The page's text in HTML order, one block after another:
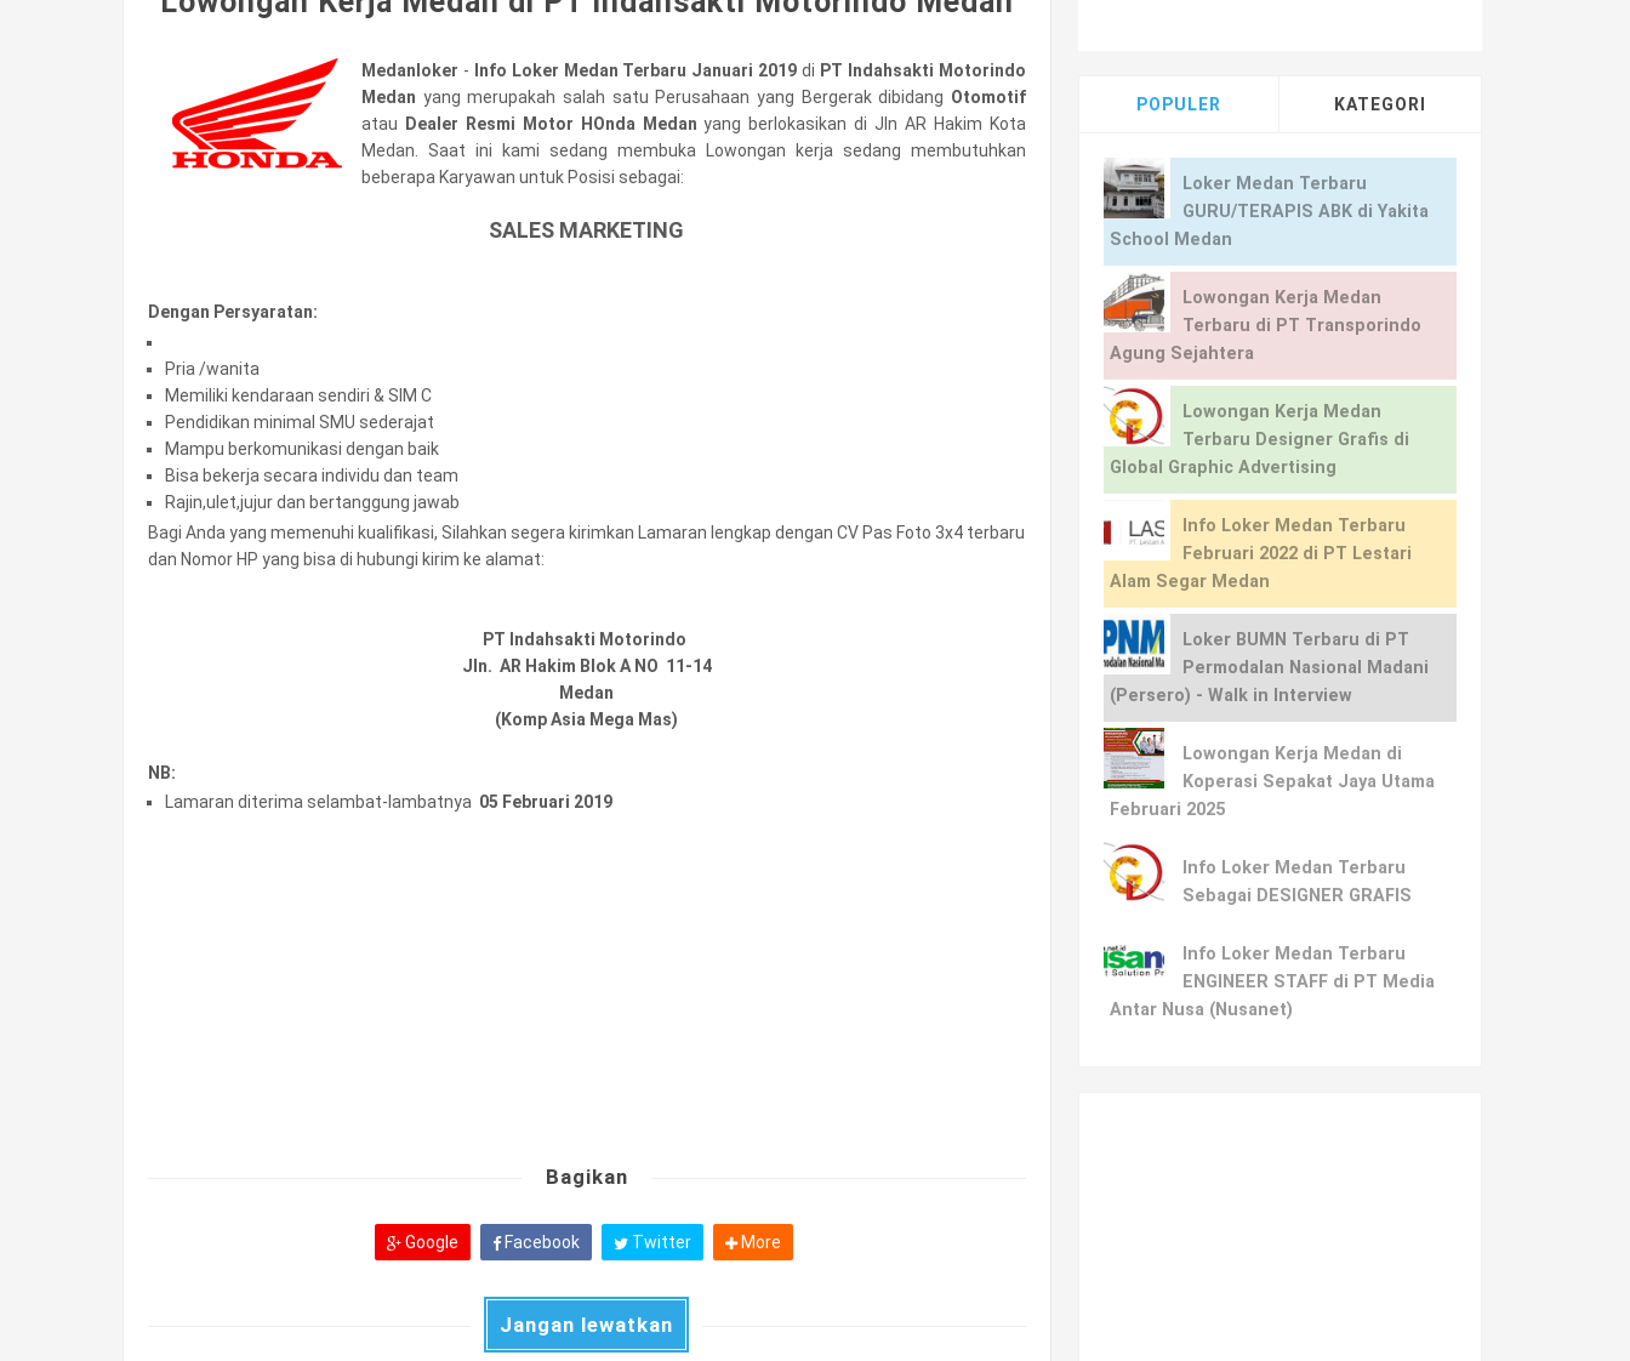
Medanloker - Info Loker Medan Terbaru Januari 2019di PT Indahsakti Motorindo
Medan yang merupakah salah satu Perusahaan yang Bergerak dibidang Otomotif
atau
Dealer Resmi Motor HOnda Medanyang berlokasikan di Jln AR Hakim Kota
Medan. Saat ini kami sedang membuka Lowongan kerja sedang membutuhkan
beberapa Karyawan untuk Posisi sebagai:
SALES MARKETING
Dengan Persyaratan:
Pria /wanita
Memiliki kendaraan sendiri & SIM C
Pendidikan minimal SMU sederajat
Mampu berkomunikasi dengan baik
Bisa bekerja secara individu dan team
Rajin,ulet,jujur dan bertanggung jawab
Bagi Anda yang memenuhi kualifikasi, Silahkan segera kirimkan Lamaran lengkap dengan CV Pas Foto 3x4 terbaru
dan Nomor HP yang bisa di hubungi kirim ke alamat:
PT Indahsakti Motorindo
Jln. AR Hakim Blok A NO 11-14
Medan
(Komp Asia Mega Mas)
NB:
Lamaran diterima selambat-lambatnya 05 Februari 2019
Bagikan
Google Facebook Twitter More
Jangan lewatkan
POPULER KATEGORI
Loker Medan Terbaru
GURU/TERAPIS ABK di Yakita
School Medan
Lowongan Kerja Medan
Terbaru di PT Transporindo
Agung Sejahtera
Lowongan Kerja Medan
Terbaru Designer Grafis di
Global Graphic Advertising
Info Loker Medan Terbaru
Februari 2022 di PT Lestari
Alam Segar Medan
Loker BUMN Terbaru di PT
Permodalan Nasional Madani
(Persero) - Walk in Interview
Lowongan Kerja Medan di
Koperasi Sepakat Jaya Utama
Februari 2025
Info Loker Medan Terbaru
Sebagai DESIGNER GRAFIS
Info Loker Medan Terbaru
ENGINEER STAFF di PT Media
Antar Nusa (Nusanet)